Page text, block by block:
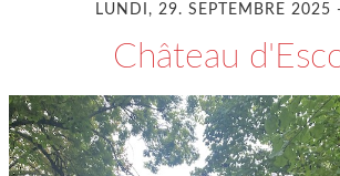
LUNDI, 29. SEPTEMBRE
Château